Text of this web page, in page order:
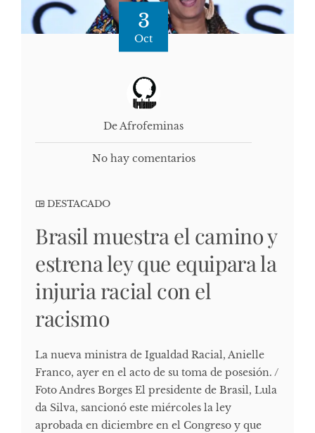
3
Oct
De Afrofeminas
No hay comentarios
DESTACADO
Brasil muestra el camino y
estrena ley que equipara la
injuria racial con el
racismo
La nueva ministra de Igualdad Racial, Anielle
Franco, ayer en el acto de su toma de posesión. /
Foto Andres Borges El presidente de Brasil, Lula
da Silva, sancionó este miércoles la ley
aprobada en diciembre en el Congreso y que